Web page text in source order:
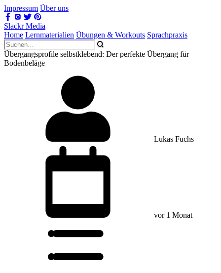
Impressum Über uns
Slackr Media
Home Lernmaterialien Übungen & Workouts Sprachpraxis
Übergangsprofile selbstklebend: Der perfekte Übergang für
Bodenbeläge
Lukas Fuchs
vor 1 Monat